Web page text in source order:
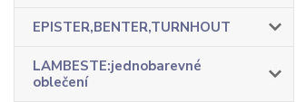
EPISTER,BENTER,TURNHOUT
LAMBESTE:jednobarevné
oblečení